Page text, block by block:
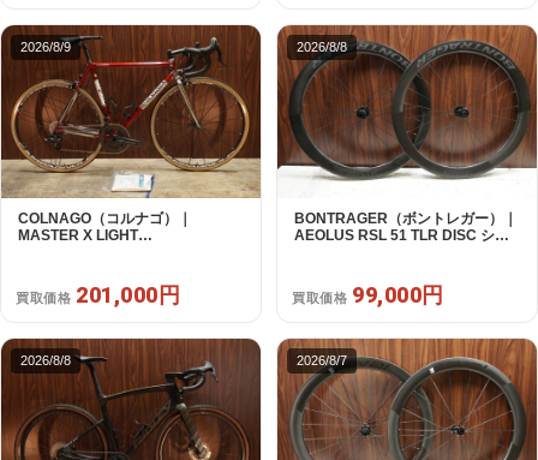
2026/8/9
COLNAGO（コルナゴ）｜
MASTER X LIGHT
年｜美品｜買取金額 201,000円
買取価格 201,000円
2026/8/8
BONTRAGER（ボントレガー）｜
AEOLUS RSL 51 TLR DISC シマ
買取価格 99,000円
2026/8/8 2026/8/7